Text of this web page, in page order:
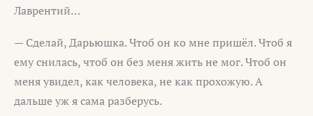
Лаврентий…
— Сделай, Дарьюшка. Чтоб он ко мне пришёл. Чтоб я
ему снилась, чтоб он без меня жить не мог. Чтоб он
меня увидел, как человека, не как прохожую. А
дальше уж я сама разберусь.